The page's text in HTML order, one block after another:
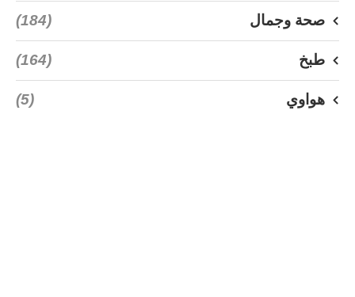
صحة وجمال (184)
طبخ (164)
هواوي (5)